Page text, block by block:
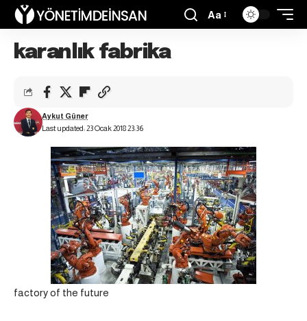
Aa
karanlık fabrika
Last updated: 23 Ocak 2018 23:36
Aykut Güner
factory of the future